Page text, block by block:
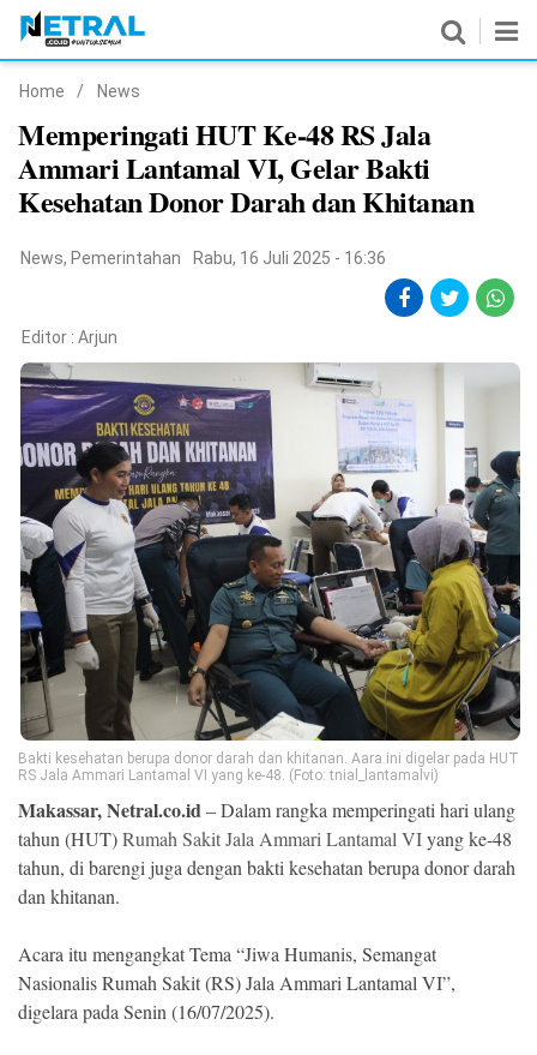
Nasional
Pemerintahan
Politik
Hukrim
Pendidikan
Peristiwa
Olahraga
Ekonomi
Memori
©
NETRAL
.
All
Right
Reserved
Home / News
Memperingati HUT Ke-48 RS Jala
Ammari Lantamal VI, Gelar Bakti
Kesehatan Donor Darah dan Khitanan
News, Pemerintahan Rabu, 16 Juli 2025 - 16:36
Editor : Arjun
Bakti kesehatan berupa donor darah dan khitanan. Aara ini digelar pada HUT
RS Jala Ammari Lantamal VI yang ke-48. (Foto: tnial_lantamalvi)
Makassar, Netral.co.id– Dalam rangka memperingati hari ulang
tahun (HUT)Rumah Sakit Jala Ammari Lantamal VIyang ke-48
tahun, di barengi juga dengan bakti kesehatan berupa donor darah
dan khitanan.
Acara itu mengangkat Tema “Jiwa Humanis, Semangat
Nasionalis Rumah Sakit (RS) Jala Ammari Lantamal VI”,
digelara pada Senin (16/07/2025).